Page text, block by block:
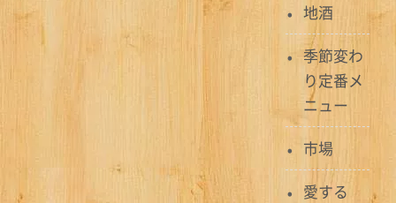
ビ
地酒
季節変わ
り定番メ
ニュー
市場
愛する